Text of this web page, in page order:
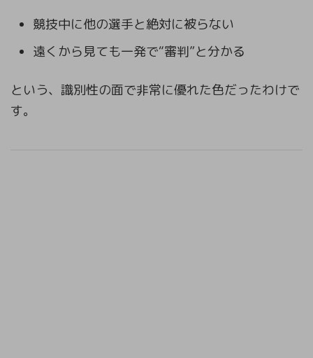
競技中に他の選手と絶対に被らない
遠くから見ても一発で“審判”と分かる
という、識別性の面で非常に優れた色だったわけで
す。